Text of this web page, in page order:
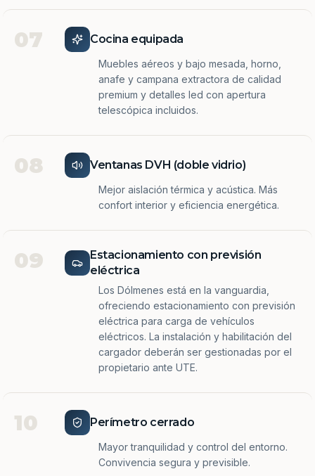
07 Cocina equipada
Muebles aéreos y bajo mesada, horno,
anafe y campana extractora de calidad
premium y detalles led con apertura
telescópica incluidos.
08 Ventanas DVH (doble vidrio)
Mejor aislación térmica y acústica. Más
confort interior y eficiencia energética.
09
Estacionamiento con previsión
eléctrica
Los Dólmenes está en la vanguardia,
ofreciendo estacionamiento con previsión
eléctrica para carga de vehículos
eléctricos. La instalación y habilitación del
cargador deberán ser gestionadas por el
propietario ante UTE.
10 Perímetro cerrado
Mayor tranquilidad y control del entorno.
Convivencia segura y previsible.